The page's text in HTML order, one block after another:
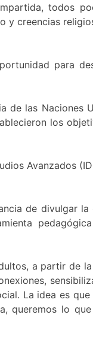
todos
y creencias
para
de las Naciones
los
Avanzados
de divulgar
a partir de
La idea es
queremos lo